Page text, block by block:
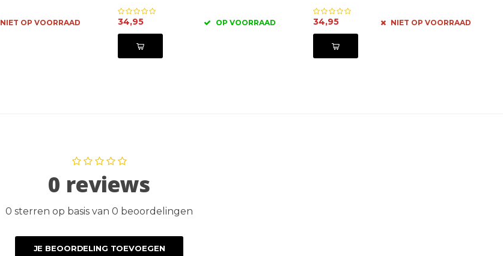
NIET OP VOORRAAD 34,95 OP VOORRAAD 34,95 NIET OP VOORRAAD
0 reviews
0 sterren op basis van 0 beoordelingen
JE BEOORDELING TOEVOEGEN